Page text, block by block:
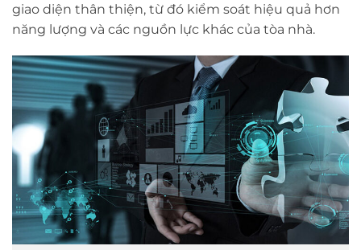
giao diện thân thiện, từ đó kiểm soát hiệu quả hơn
năng lượng và các nguồn lực khác của tòa nhà.